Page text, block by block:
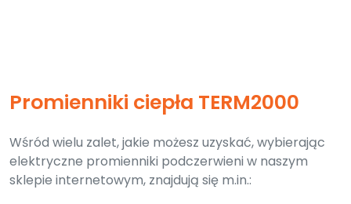
Promienniki ciepła TERM2000
Wśród wielu zalet, jakie możesz uzyskać, wybierając
elektryczne promienniki podczerwieni w naszym
sklepie internetowym, znajdują się m.in.: